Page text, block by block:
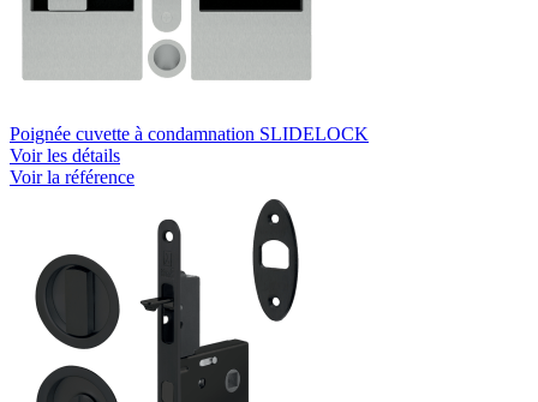
Poignée cuvette à condamnation SLIDELOCK
Voir les détails
Voir la référence